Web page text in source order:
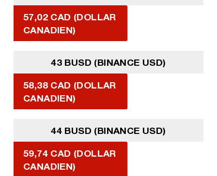
57,02 CAD (DOLLAR
CANADIEN)
43 BUSD (BINANCE USD)
58,38 CAD (DOLLAR
CANADIEN)
44 BUSD (BINANCE USD)
59,74 CAD (DOLLAR
CANADIEN)